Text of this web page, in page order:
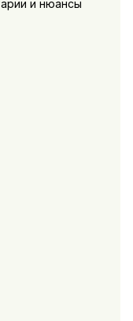
и нюансы